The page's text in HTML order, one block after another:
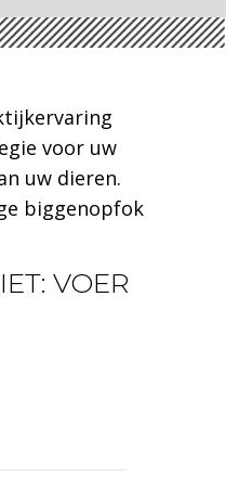
voor uw
uw dieren.
biggenopfok
VOER